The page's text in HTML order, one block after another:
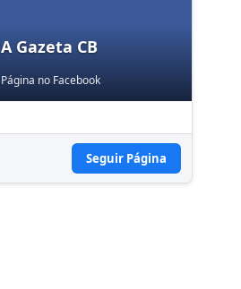
A Gazeta CB
Página no Facebook
Seguir Página